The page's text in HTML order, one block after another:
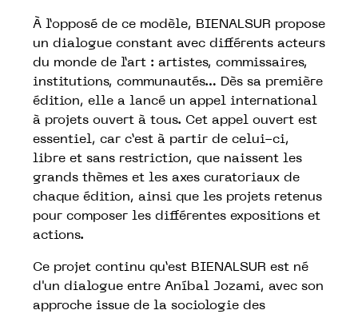
À l’opposé de ce modèle, BIENALSUR propose
un dialogue constant avec différents acteurs
du monde de l’art : artistes, commissaires,
institutions, communautés… Dès sa première
édition, elle a lancé un appel international
à projets ouvert à tous. Cet appel ouvert est
essentiel, car c’est à partir de celui-ci,
libre et sans restriction, que naissent les
grands thèmes et les axes curatoriaux de
chaque édition, ainsi que les projets retenus
pour composer les différentes expositions et
actions.
Ce projet continu qu’est BIENALSUR est né
d'un dialogue entre Aníbal Jozami, avec son
approche issue de la sociologie des